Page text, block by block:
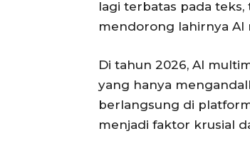
lagi terbatas pada
mendorong lahirnya AI
Di tahun 2026, AI
yang hanya
berlangsung di
menjadi faktor krusial